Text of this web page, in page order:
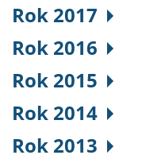
Rok 2017
Rok 2016
Rok 2015
Rok 2014
Rok 2013